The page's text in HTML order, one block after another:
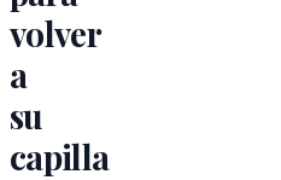
volver
a
su
capilla